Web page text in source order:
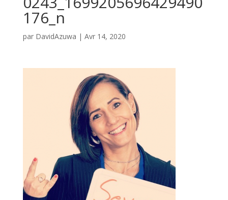
176_n
par DavidAzuwa | Avr 14, 2020